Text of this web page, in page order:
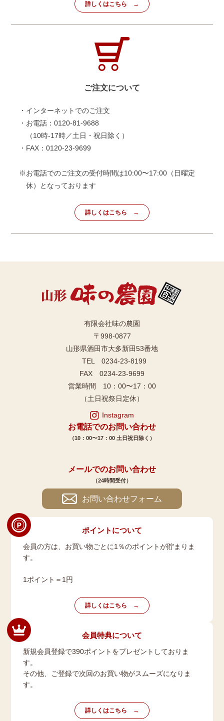
詳しくはこちら
ご注文について
・インターネットでのご注文
・お電話：0120-81-9688
（10時-17時／土日・祝日除く）
・FAX：0120-23-9699
※お電話でのご注文の受付時間は10:00〜17:00（日曜定
休）となっております
詳しくはこちら
有限会社味の農園
〒998-0877
山形県酒田市大多新田53番地
TEL 0234-23-8199
FAX 0234-23-9699
営業時間 10：00〜17：00
（土日祝祭日定休）
Instagram
お電話でのお問い合わせ
（10：00〜17：00 土日祝日除く）
メールでのお問い合わせ
（24時間受付）
お問い合わせフォーム
ポイントについて
会員の方は、お買い物ごとに1％のポイントが貯まりま
す。
1ポイント＝1円
詳しくはこちら
会員特典について
新規会員登録で390ポイントをプレゼントしておりま
す。
その他、ご登録で次回のお買い物がスムーズになりま
す。
詳しくはこちら